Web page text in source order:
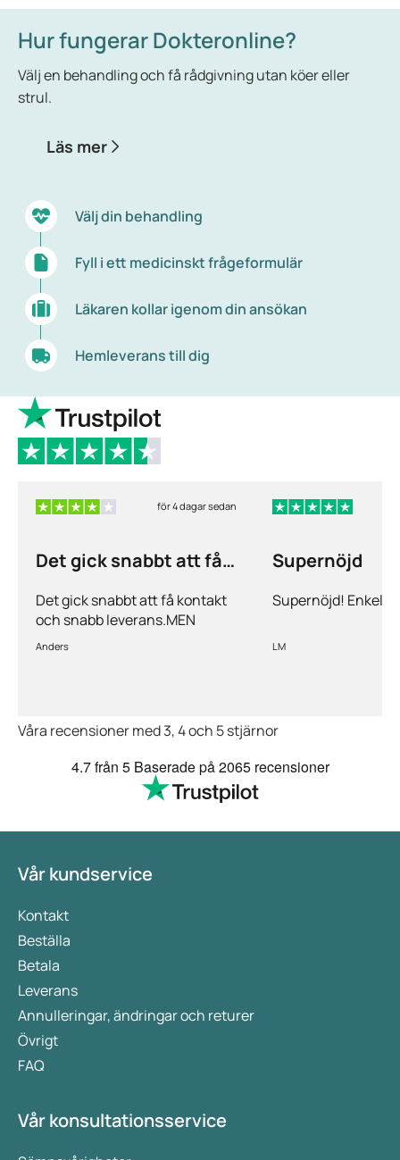
Hur fungerar Dokteronline?
Välj en behandling och få rådgivning utan köer eller
strul.
Läs mer
Välj din behandling
Fyll i ett medicinskt frågeformulär
Läkaren kollar igenom din ansökan
Hemleverans till dig
för 4 dagar sedan
Det gick snabbt att få
Det gick snabbt att få kontakt
och snabb leverans.MEN
priserna är alldeles för höga på
Anders
Supernöjd
Supernöjd! Enkelt
LM
Våra recensioner med 3, 4 och 5 stjärnor
4.7från 5 Baserade på2065 recensioner
Vår kundservice
Kontakt
Beställa
Betala
Leverans
Annulleringar, ändringar och returer
Övrigt
FAQ
Vår konsultationsservice